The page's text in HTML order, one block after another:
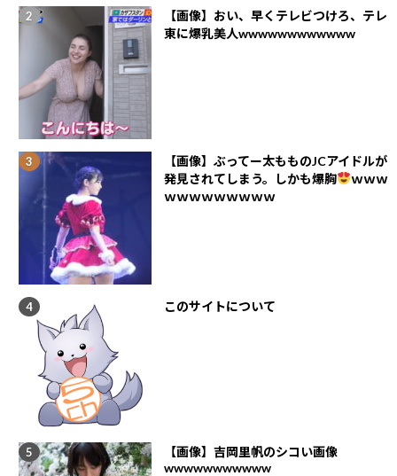
【画像】おい、早くテレビつけろ、テレ
東に爆乳美人wwwwwwwwwwww
【画像】ぶってー太もものJCアイドルが
発見されてしまう。しかも爆胸
ｗｗｗ
ｗｗｗｗｗｗｗｗｗ
このサイトについて
【画像】吉岡里帆のシコい画像
wwwwwwwwwww